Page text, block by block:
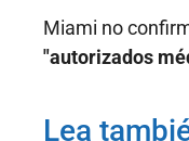
Miami no
"autorizados
Lea